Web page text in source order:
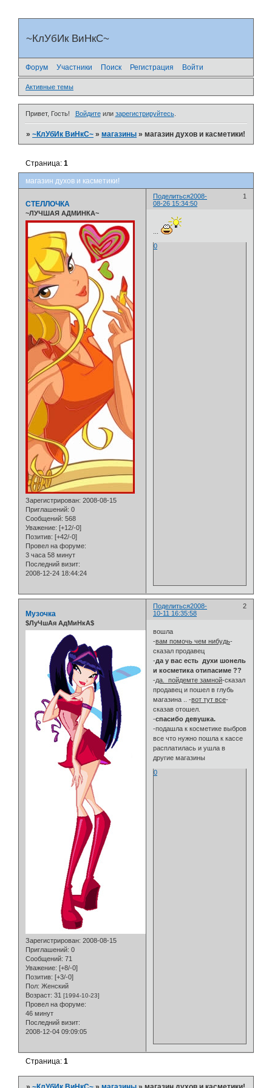
~КлУбИк ВиНкС~
Форум Участники Поиск Регистрация Войти
Активные темы
Привет, Гость! Войдитеили зарегистрируйтесь.
»~КлУбИк ВиНкС~ »магазины »магазин духов и касметики!
магазин духов и касметики!
Страница:1
Поделиться 1
2008-
08-26 15:34:50
СТЕЛЛОЧКА
~ЛУЧШАЯ АДМИНКА~
Зарегистрирован: 2008-08-15
Приглашений: 0
Сообщений: 568
Уважение: [+12/-0]
Позитив: [+42/-0]
Провел на форуме:
3 часа 58 минут
Последний визит:
2008-12-24 18:44:24
0
Поделиться 2
2008-
10-11 16:35:58
Музочка
$ЛуЧшАя АдМиНкА$
Зарегистрирован: 2008-08-15
Приглашений: 0
Сообщений: 71
Уважение: [+8/-0]
Позитив: [+3/-0]
Пол: Женский
Возраст: 31 [1994-10-23]
Провел на форуме:
46 минут
Последний визит:
2008-12-04 09:09:05
вошла
-вам помочь чем нибудь-
сказал продавец
-да у вас есть духи шонель
и косметика отипасиме ??
-да. пойдемте замной-сказал
продавец и пошел в глубь
магазина .. -вот тут все-
сказав отошел.
-спасибо девушка.
-подашла к косметике выбров
все что нужно пошла к кассе
расплатилась и ушла в
другие магазины
0
Страница:1